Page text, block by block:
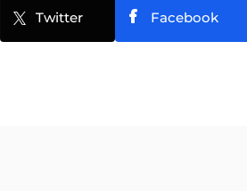
Twitter Facebook